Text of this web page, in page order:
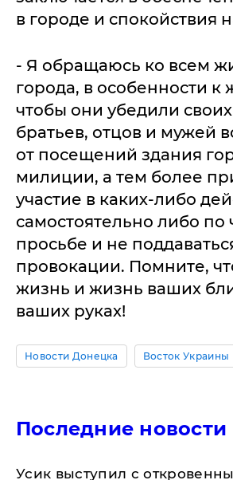
в городе и спокойствия
- Я обращаюсь ко всем
города, в особенности
чтобы они убедили
братьев, отцов и мужей
от посещений здания
милиции, а тем более
участие в каких-либо
самостоятельно либо по
просьбе и не
провокации. Помните,
жизнь и жизнь ваших
ваших руках!
Новости Донецка Восток Украины
Последние новости
Усик выступил с